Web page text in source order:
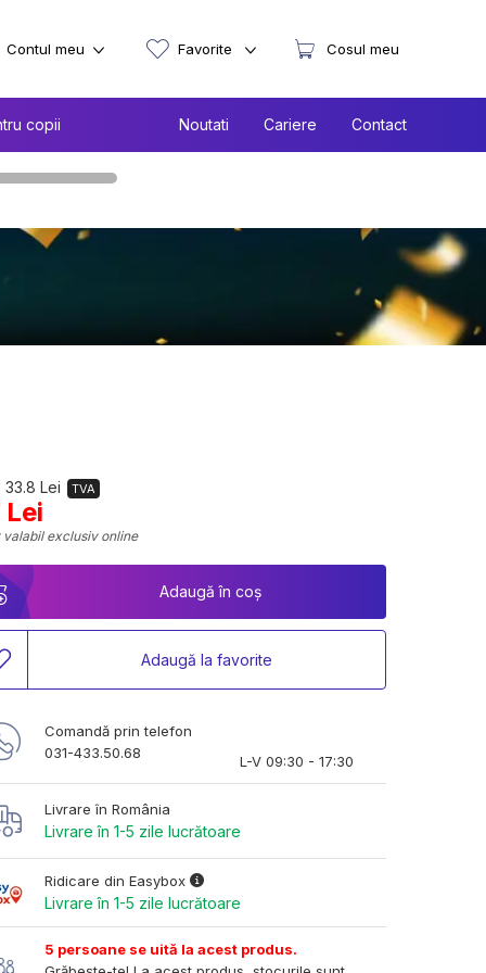
copii Noutati Cariere Contact
Contul meu Favorite Cosul meu
33.8 Lei TVA
Lei
valabil exclusiv online
Adaugă în coș
Adaugă la favorite
Comandă prin telefon
031-433.50.68
L-V 09:30 - 17:30
Livrare în România
Livrare în 1-5 zile lucrătoare
Ridicare din Easybox
Livrare în 1-5 zile lucrătoare
5 persoane se uită la acest produs.